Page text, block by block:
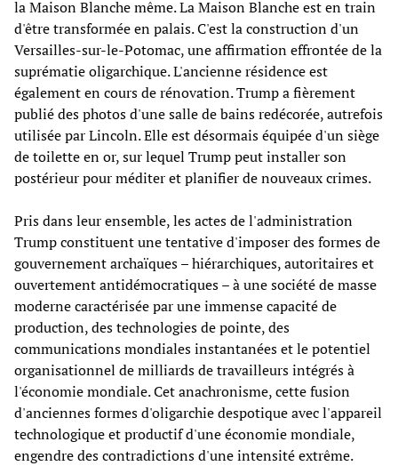
la Maison Blanche même. La Maison Blanche est en train
d'être transformée en palais. C'est la construction d'un
Versailles-sur-le-Potomac, une affirmation effrontée de la
suprématie oligarchique. L'ancienne résidence est
également en cours de rénovation. Trump a fièrement
publié des photos d'une salle de bains redécorée, autrefois
utilisée par Lincoln. Elle est désormais équipée d'un siège
de toilette en or, sur lequel Trump peut installer son
postérieur pour méditer et planifier de nouveaux crimes.
Pris dans leur ensemble, les actes de l'administration
Trump constituent une tentative d'imposer des formes de
gouvernement archaïques – hiérarchiques, autoritaires et
ouvertement antidémocratiques – à une société de masse
moderne caractérisée par une immense capacité de
production, des technologies de pointe, des
communications mondiales instantanées et le potentiel
organisationnel de milliards de travailleurs intégrés à
l'économie mondiale. Cet anachronisme, cette fusion
d'anciennes formes d'oligarchie despotique avec l'appareil
technologique et productif d'une économie mondiale,
engendre des contradictions d'une intensité extrême.